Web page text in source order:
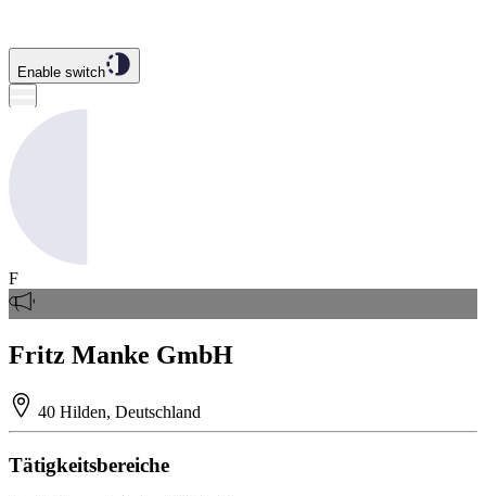
Enable switch
F
Fritz Manke GmbH
40 Hilden, Deutschland
Tätigkeitsbereiche